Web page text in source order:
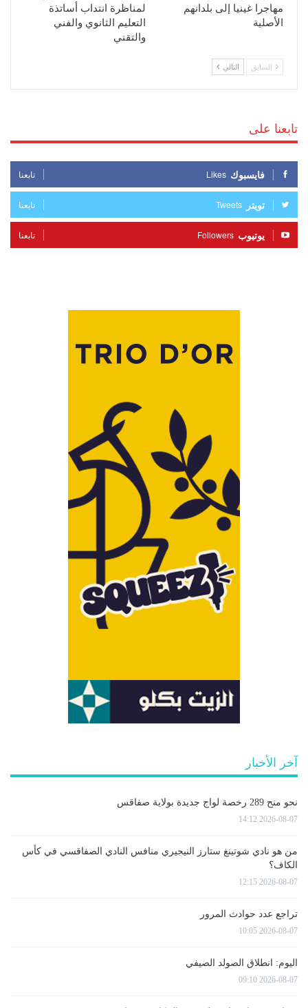
مهاجرا غينيا إلى بلدانهم
الأصلية
لمناظرة انتداب أساتذة
التعليم الثانوي والفني
والتقني
السابق التالي
تابعنا على
فايسبوك Likes تابعنا
تويتر Tweets تابعنا
يوتيوب Followers تابعنا
آخر الأخبار
نحو منح 289 رخصة لواج جديدة بولاية صفاقس
2026-08-07 14:12
من هو نادي شوتينغ ستارز النيجيري منافس النادي الصفاقسي في كأس
الكاف؟
2026-08-07 12:15
تراجع عدد حوادث المرور
2026-08-07 10:05
اليوم: انطلاق الصولد الصيفي
2026-08-07 09:10